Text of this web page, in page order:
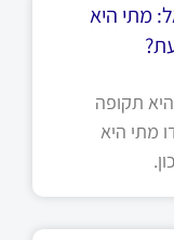
מתי היא
תקופה
מתי היא